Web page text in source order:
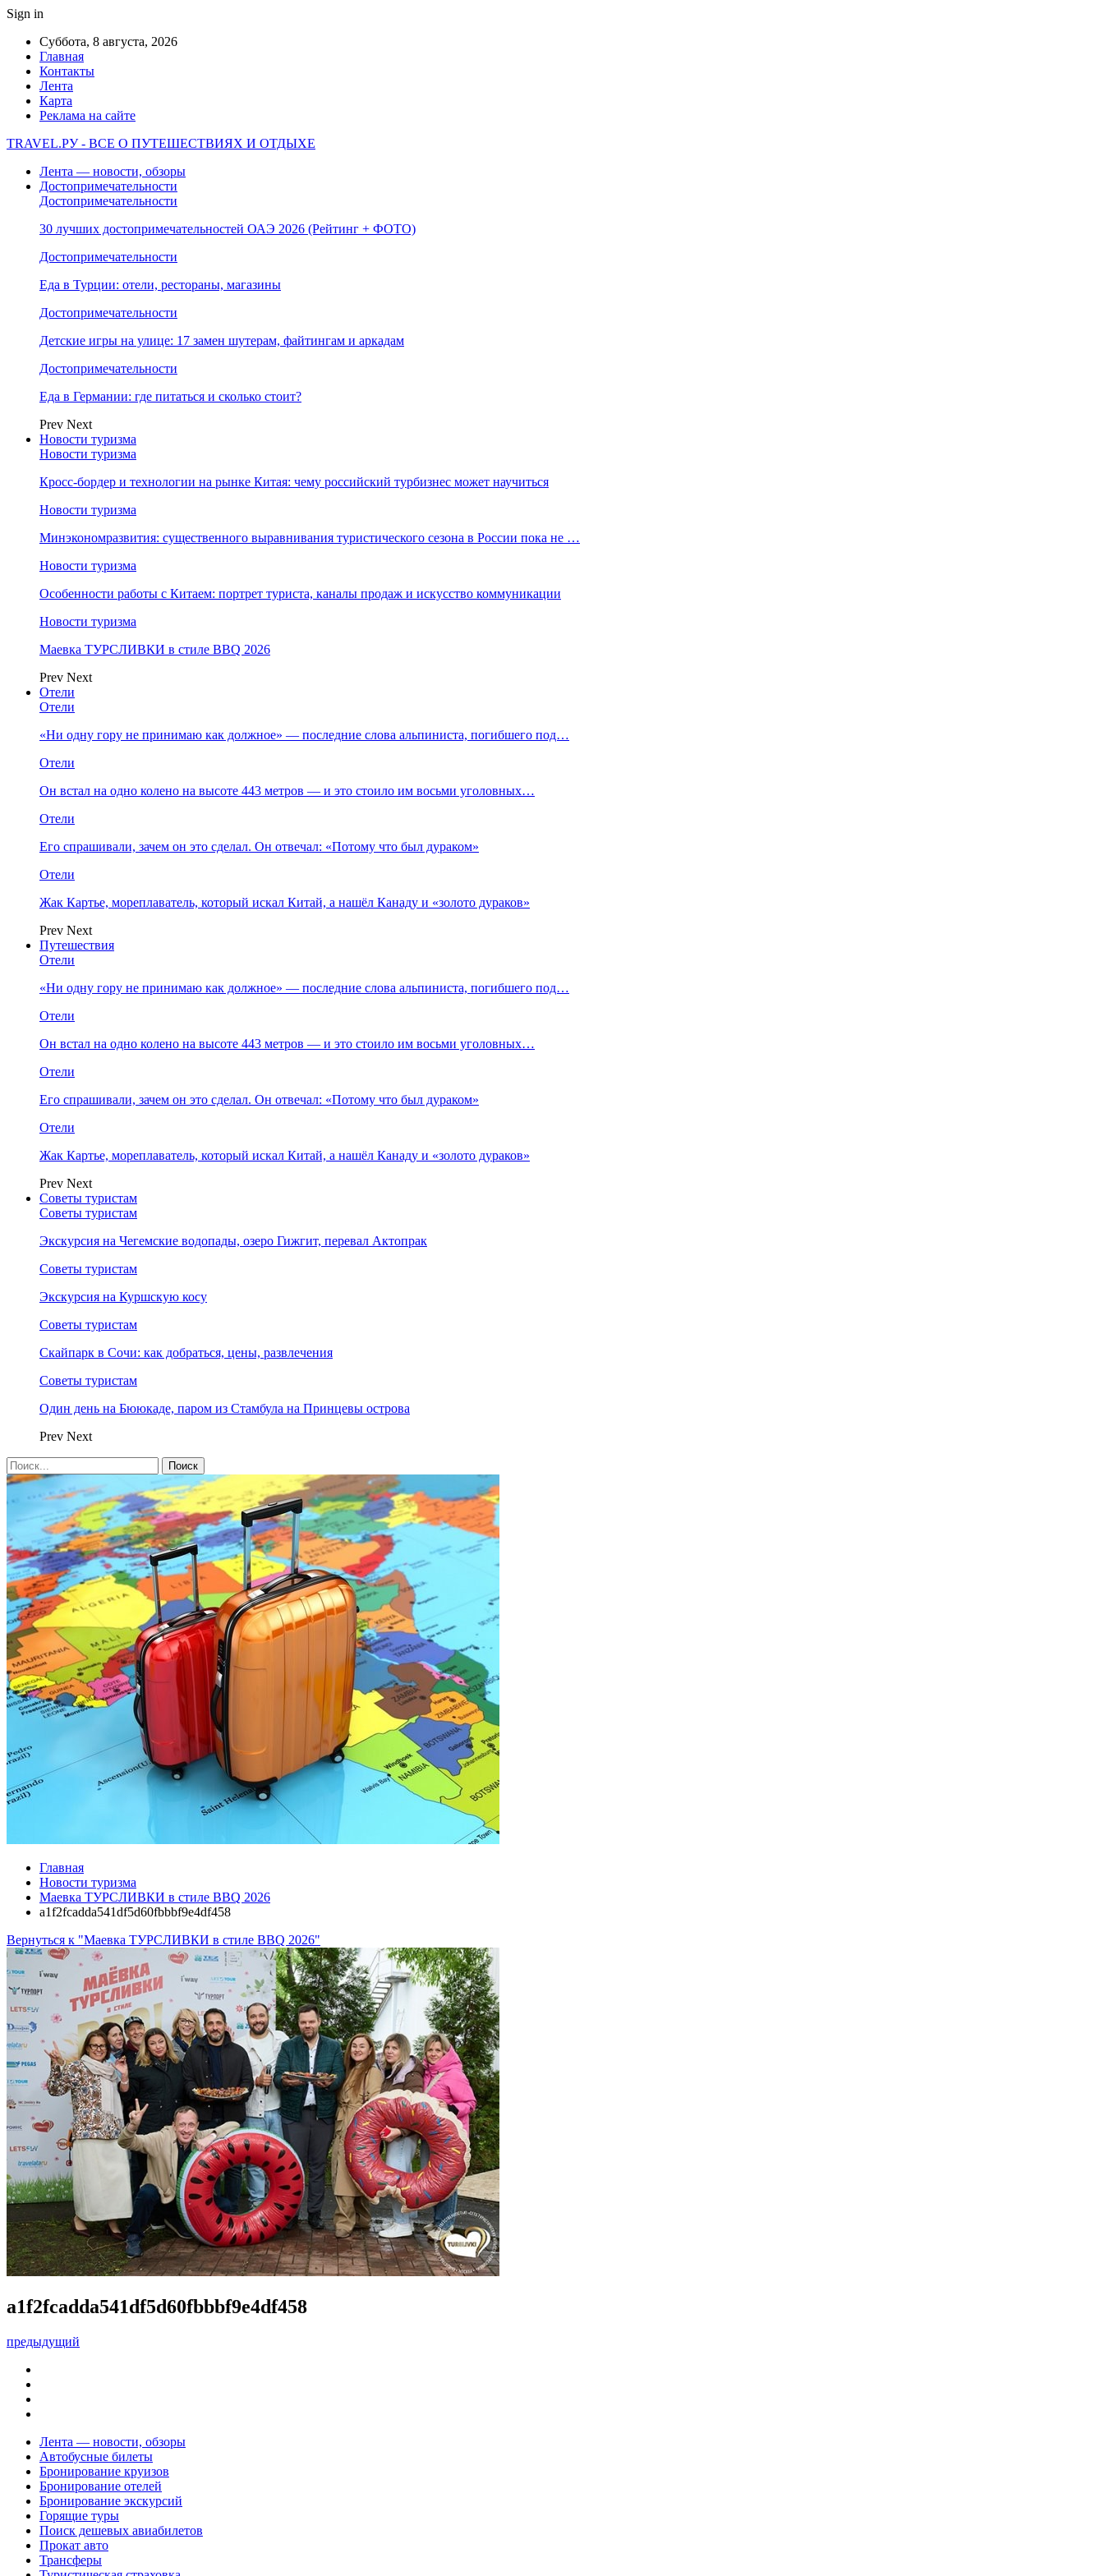
Sign in
Суббота, 8 августа, 2026
Главная
Контакты
Лента
Карта
Реклама на сайте
TRAVEL.РУ - ВСЕ О ПУТЕШЕСТВИЯХ И ОТДЫХЕ
Лента — новости, обзоры
Достопримечательности
Достопримечательности
30 лучших достопримечательностей ОАЭ 2026 (Рейтинг + ФОТО)
Достопримечательности
Еда в Турции: отели, рестораны, магазины
Достопримечательности
Детские игры на улице: 17 замен шутерам, файтингам и аркадам
Достопримечательности
Еда в Германии: где питаться и сколько стоит?
Prev Next
Новости туризма
Новости туризма
Кросс-бордер и технологии на рынке Китая: чему российский турбизнес может научиться
Новости туризма
Минэкономразвития: существенного выравнивания туристического сезона в России пока не …
Новости туризма
Особенности работы с Китаем: портрет туриста, каналы продаж и искусство коммуникации
Новости туризма
Маевка ТУРСЛИВКИ в стиле BBQ 2026
Prev Next
Отели
Отели
«Ни одну гору не принимаю как должное» — последние слова альпиниста, погибшего под…
Отели
Он встал на одно колено на высоте 443 метров — и это стоило им восьми уголовных…
Отели
Его спрашивали, зачем он это сделал. Он отвечал: «Потому что был дураком»
Отели
Жак Картье, мореплаватель, который искал Китай, а нашёл Канаду и «золото дураков»
Prev Next
Путешествия
Отели
«Ни одну гору не принимаю как должное» — последние слова альпиниста, погибшего под…
Отели
Он встал на одно колено на высоте 443 метров — и это стоило им восьми уголовных…
Отели
Его спрашивали, зачем он это сделал. Он отвечал: «Потому что был дураком»
Отели
Жак Картье, мореплаватель, который искал Китай, а нашёл Канаду и «золото дураков»
Prev Next
Советы туристам
Советы туристам
Экскурсия на Чегемские водопады, озеро Гижгит, перевал Актопрак
Советы туристам
Экскурсия на Куршскую косу
Советы туристам
Скайпарк в Сочи: как добраться, цены, развлечения
Советы туристам
Один день на Бююкаде, паром из Стамбула на Принцевы острова
Prev Next
Главная
Новости туризма
Маевка ТУРСЛИВКИ в стиле BBQ 2026
a1f2fcadda541df5d60fbbbf9e4df458
Вернуться к "Маевка ТУРСЛИВКИ в стиле BBQ 2026"
a1f2fcadda541df5d60fbbbf9e4df458
предыдущий
Лента — новости, обзоры
Автобусные билеты
Бронирование круизов
Бронирование отелей
Бронирование экскурсий
Горящие туры
Поиск дешевых авиабилетов
Прокат авто
Трансферы